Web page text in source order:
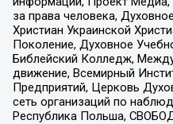
за права человека,
Христиан Украинской
Поколение, Духовное
Библейский Колледж,
движение, Всемирный
Предприятий, Церковь
сеть организаций по
Республика Польша,